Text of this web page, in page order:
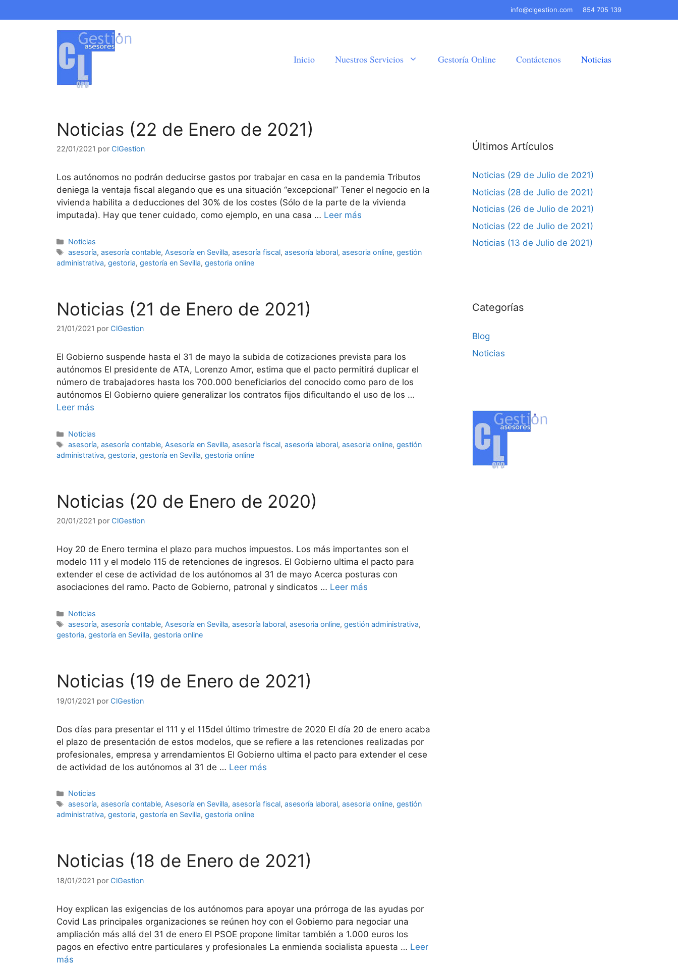
al
info@clgestion.com 854 705 139
Inicio Nuestros Servicios Gestoría Online Contáctenos Noticias
Noticias (22 de Enero de 2021)
22/01/2021 por ClGestion
Los autónomos no podrán deducirse gastos por trabajar en casa en la pandemia Tributos
deniega la ventaja fiscal alegando que es una situación “excepcional” Tener el negocio en la
vivienda habilita a deducciones del 30% de los costes (Sólo de la parte de la vivienda
imputada). Hay que tener cuidado, como ejemplo, en una casa … Leer más
Categorías
Noticias
Etiquetas
asesoría,asesoría contable, Asesoría en Sevilla,asesoría fiscal,asesoría laboral,asesoria online,gestión
administrativa, gestoria, gestoría en Sevilla, gestoria online
Noticias (21 de Enero de 2021)
21/01/2021 por ClGestion
El Gobierno suspende hasta el 31 de mayo la subida de cotizaciones prevista para los
autónomos El presidente de ATA, Lorenzo Amor, estima que el pacto permitirá duplicar el
número de trabajadores hasta los 700.000 beneficiarios del conocido como paro de los
autónomos El Gobierno quiere generalizar los contratos fijos dificultando el uso de los …
Leer más
Categorías
Noticias
Etiquetas
asesoría,asesoría contable, Asesoría en Sevilla,asesoría fiscal,asesoría laboral,asesoria online,gestión
administrativa, gestoria, gestoría en Sevilla, gestoria online
Noticias (20 de Enero de 2020)
20/01/2021 por ClGestion
Hoy 20 de Enero termina el plazo para muchos impuestos. Los más importantes son el
modelo 111 y el modelo 115 de retenciones de ingresos. El Gobierno ultima el pacto para
extender el cese de actividad de los autónomos al 31 de mayo Acerca posturas con
asociaciones del ramo. Pacto de Gobierno, patronal y sindicatos … Leer más
Categorías
Noticias
Etiquetas
asesoría,asesoría contable, Asesoría en Sevilla,asesoría laboral,asesoria online,gestión administrativa,
gestoria, gestoría en Sevilla, gestoria online
Noticias (19 de Enero de 2021)
19/01/2021 por ClGestion
Dos días para presentar el 111 y el 115del último trimestre de 2020 El día 20 de enero acaba
el plazo de presentación de estos modelos, que se refiere a las retenciones realizadas por
profesionales, empresa y arrendamientos El Gobierno ultima el pacto para extender el cese
de actividad de los autónomos al 31 de … Leer más
Categorías
Noticias
Etiquetas
asesoría,asesoría contable,Asesoría en Sevilla,asesoría fiscal,asesoría laboral,asesoria online,gestión
administrativa, gestoria, gestoría en Sevilla, gestoria online
Noticias (18 de Enero de 2021)
18/01/2021 por ClGestion
Hoy explican las exigencias de los autónomos para apoyar una prórroga de las ayudas por
Covid Las principales organizaciones se reúnen hoy con el Gobierno para negociar una
ampliación más allá del 31 de enero El PSOE propone limitar también a 1.000 euros los
pagos en efectivo entre particulares y profesionales La enmienda socialista apuesta … Leer
más
Últimos Artículos
Noticias (29 de Julio de 2021)
Noticias (28 de Julio de 2021)
Noticias (26 de Julio de 2021)
Noticias (22 de Julio de 2021)
Noticias (13 de Julio de 2021)
Categorías
Blog
Noticias